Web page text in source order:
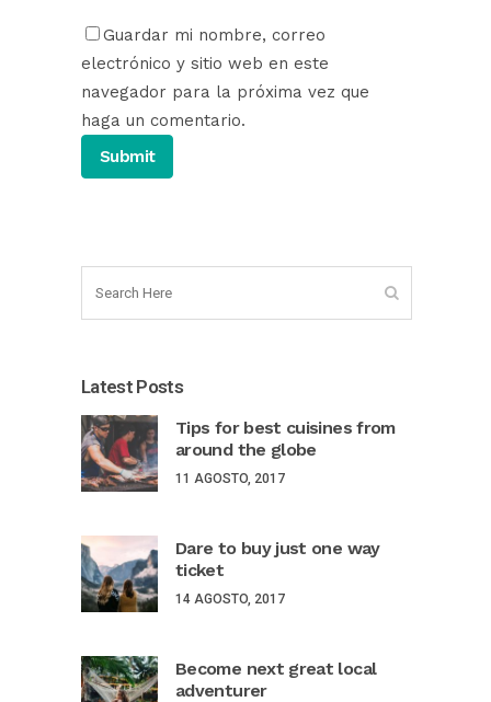
Guardar mi nombre, correo
electrónico y sitio web en este
navegador para la próxima vez que
haga un comentario.
Latest Posts
Tips for best cuisines from
around the globe
11 AGOSTO, 2017
Dare to buy just one way
ticket
14 AGOSTO, 2017
Become next great local
adventurer